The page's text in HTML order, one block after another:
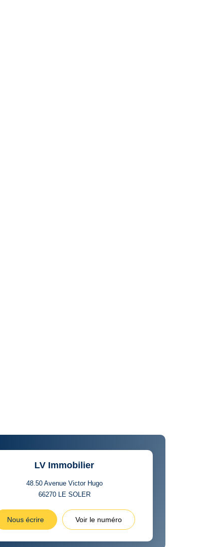
LV Immobilier
48.50 Avenue Victor Hugo
66270 LE SOLER
Nous écrire Voir le numéro